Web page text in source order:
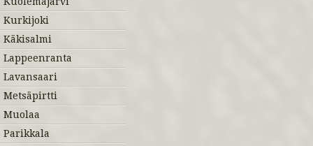
Kurkijoki
Käkisalmi
Lappeenranta
Lavansaari
Metsäpirtti
Muolaa
Parikkala